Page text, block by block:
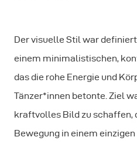
Der visuelle Stil war
einem minimalistischen,
das die rohe Energie und
Tänzer*innen betonte. Ziel
kraftvolles Bild zu schaffen,
Bewegung in einem